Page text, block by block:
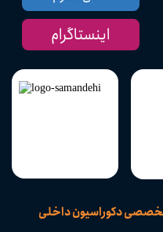
تخصصی دکوراسیون داخلی
اینستاگرام